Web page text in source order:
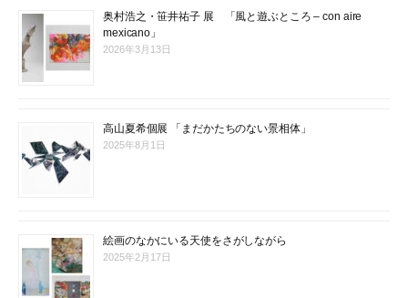
奥村浩之・笹井祐子 展 「風と遊ぶところ – con aire
mexicano」
2026年3月13日
高山夏希個展 「まだかたちのない景相体」
2025年8月1日
絵画のなかにいる天使をさがしながら
2025年2月17日